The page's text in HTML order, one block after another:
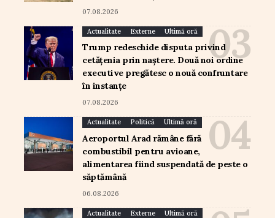
07.08.2026
Actualitate Externe Ultimă oră
Trump redeschide disputa privind
cetățenia prin naștere. Două noi ordine
executive pregătesc o nouă confruntare
în instanțe
07.08.2026
Actualitate Politică Ultimă oră
Aeroportul Arad rămâne fără
combustibil pentru avioane,
alimentarea fiind suspendată de peste o
săptămână
06.08.2026
Actualitate Externe Ultimă oră